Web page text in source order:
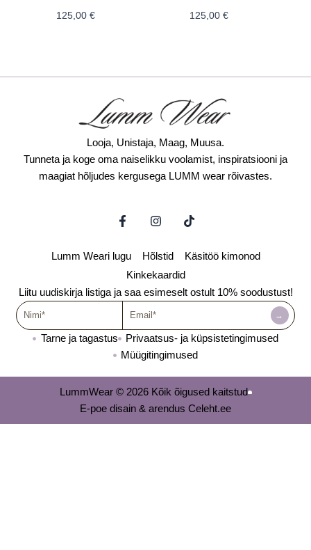
125,00€ 125,00€
Looja, Unistaja, Maag, Muusa.
Tunneta ja koge oma naiselikku voolamist, inspiratsiooni ja
maagiat hõljudes kergusega LUMM wear rõivastes.
F
a
b
o
k
I
n
t
a
g
r
a
m
T
i
t
o
Lumm Weari lugu Hõlstid
Käsitöö kimonod
Kinkekaardid
Liitu uudiskirja listiga ja saa esimeselt ostult 10% soodustust!
Nimi
→
Tarne ja tagastus
Privaatsus- ja küpsistetingimused
Müügitingimused
LummWear © 2026 Kõik õigused kaitstud
E-poe disain & arendus Celeht.ee